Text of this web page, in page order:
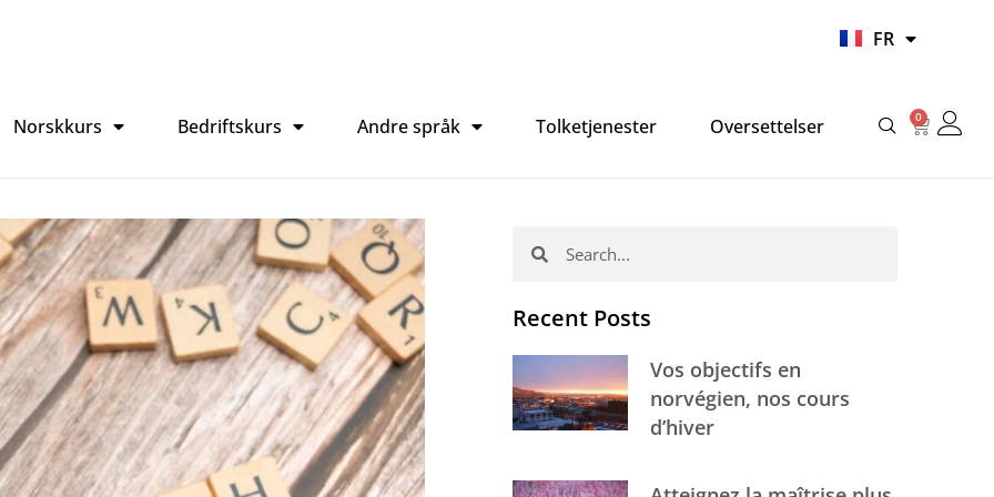
FR
HI
Norskkurs Bedriftskurs Andre språk Tolketjenester Oversettelser 0
Panier
Recent Posts
Vos objectifs en
norvégien, nos cours
d’hiver